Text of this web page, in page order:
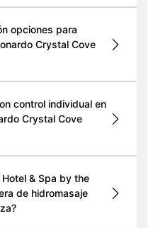
opciones para
Crystal Cove
control individual en
Crystal Cove
& Spa by the
de hidromasaje